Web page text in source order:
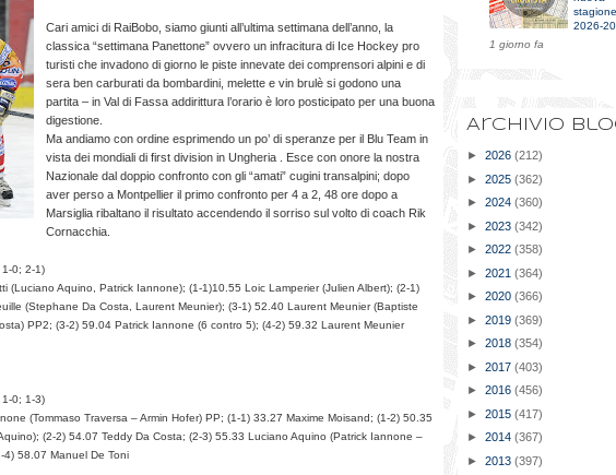
Cari amici di RaiBobo, siamo giunti all’ultima settimana dell’anno, la
classica “settimana Panettone” ovvero un infracitura di Ice Hockey pro
turisti che invadono di giorno le piste innevate dei comprensori alpini e di
sera ben carburati da bombardini, melette e vin brulè si godono una
partita – in Val di Fassa addirittura l’orario è loro posticipato per una buona
digestione.
Ma andiamo con ordine esprimendo un po’ di speranze per il Blu Team in
vista dei mondiali di first division in Ungheria . Esce con onore la nostra
Nazionale dal doppio confronto con gli “amati” cugini transalpini; dopo
aver perso a Montpellier il primo confronto per 4 a 2, 48 ore dopo a
Marsiglia ribaltano il risultato accendendo il sorriso sul volto di coach Rik
Cornacchia.
0; 2-1)
(Luciano Aquino, Patrick Iannone); (1-1)10.55 Loic Lamperier (Julien Albert); (2-1)
(Stephane Da Costa, Laurent Meunier); (3-1) 52.40 Laurent Meunier (Baptiste
PP2; (3-2) 59.04 Patrick Iannone (6 contro 5); (4-2) 59.32 Laurent Meunier
0; 1-3)
(Tommaso Traversa – Armin Hofer) PP; (1-1) 33.27 Maxime Moisand; (1-2) 50.35
(2-2) 54.07 Teddy Da Costa; (2-3) 55.33 Luciano Aquino (Patrick Iannone –
4) 58.07 Manuel De Toni
stagione
2026-
1 giorno fa
Archivio
► 2026 (212)
► 2025 (362)
► 2024 (360)
► 2023 (342)
► 2022 (358)
► 2021 (364)
► 2020 (366)
► 2019 (369)
► 2018 (354)
► 2017 (403)
► 2016 (456)
► 2015 (417)
► 2014 (367)
► 2013 (397)